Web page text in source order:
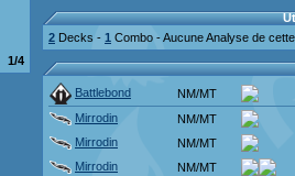
1/4
2 Decks - 1 Combo - Aucune Analyse de
Battlebond
NM/MT
Mirrodin
NM/MT
Mirrodin
NM/MT
Mirrodin
NM/MT